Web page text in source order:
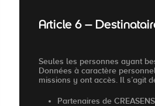
Article 6 –
Seules les personnes ayant
Données à caractère
missions y ont accès. Il s’agit
Partenaires de